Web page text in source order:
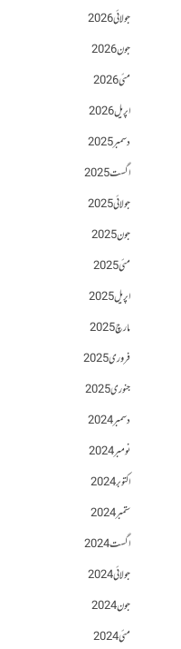
جولائی 2026
جون 2026
مئی 2026
اپریل 2026
دسمبر 2025
اگست 2025
جولائی 2025
جون 2025
مئی 2025
اپریل 2025
مارچ 2025
فروری 2025
جنوری 2025
دسمبر 2024
نومبر 2024
اکتوبر 2024
ستمبر 2024
اگست 2024
جولائی 2024
جون 2024
مئی 2024